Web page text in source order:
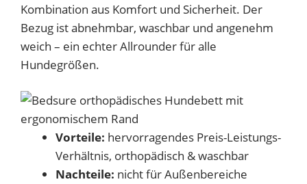
Kombination aus Komfort und Sicherheit. Der
Bezug ist abnehmbar, waschbar und angenehm
weich – ein echter Allrounder für alle
Hundegrößen.
Vorteile: hervorragendes Preis-Leistungs-
Verhältnis, orthopädisch & waschbar
Nachteile: nicht für Außenbereiche